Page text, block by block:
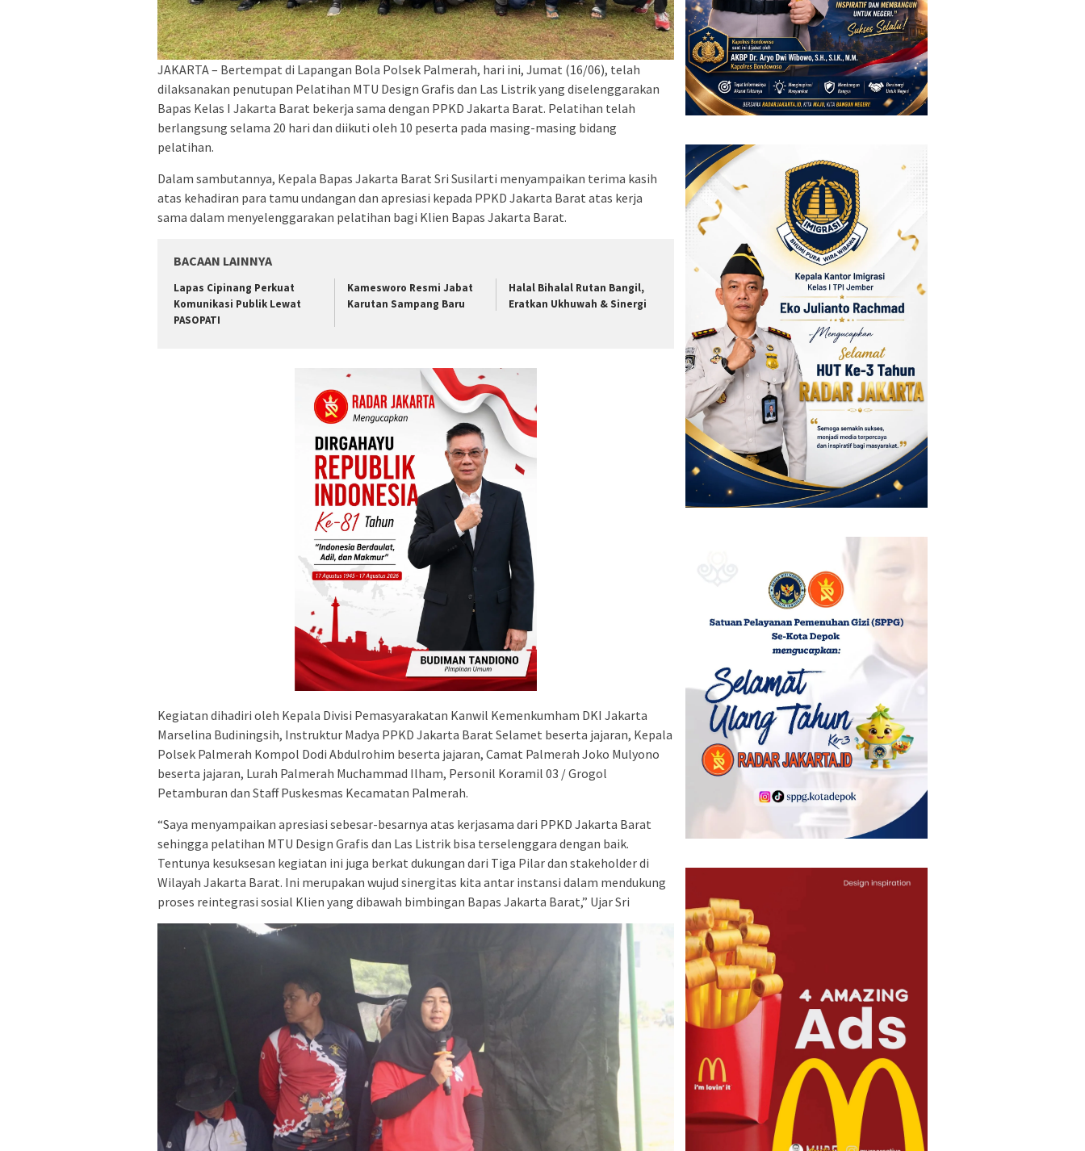
JAKARTA – Bertempat di Lapangan Bola Polsek Palmerah, hari ini, Jumat (16/06), telah
dilaksanakan penutupan Pelatihan MTU Design Grafis dan Las Listrik yang diselenggarakan
Bapas Kelas I Jakarta Barat bekerja sama dengan PPKD Jakarta Barat. Pelatihan telah
berlangsung selama 20 hari dan diikuti oleh 10 peserta pada masing-masing bidang
pelatihan.
Dalam sambutannya, Kepala Bapas Jakarta Barat Sri Susilarti menyampaikan terima kasih
atas kehadiran para tamu undangan dan apresiasi kepada PPKD Jakarta Barat atas kerja
sama dalam menyelenggarakan pelatihan bagi Klien Bapas Jakarta Barat.
BACAAN LAINNYA
Lapas Cipinang Perkuat
Komunikasi Publik Lewat
PASOPATI
Kamesworo Resmi Jabat
Karutan Sampang Baru
Halal Bihalal Rutan Bangil,
Eratkan Ukhuwah & Sinergi
Kegiatan dihadiri oleh Kepala Divisi Pemasyarakatan Kanwil Kemenkumham DKI Jakarta
Marselina Budiningsih, Instruktur Madya PPKD Jakarta Barat Selamet beserta jajaran, Kepala
Polsek Palmerah Kompol Dodi Abdulrohim beserta jajaran, Camat Palmerah Joko Mulyono
beserta jajaran, Lurah Palmerah Muchammad Ilham, Personil Koramil 03 / Grogol
Petamburan dan Staff Puskesmas Kecamatan Palmerah.
“Saya menyampaikan apresiasi sebesar-besarnya atas kerjasama dari PPKD Jakarta Barat
sehingga pelatihan MTU Design Grafis dan Las Listrik bisa terselenggara dengan baik.
Tentunya kesuksesan kegiatan ini juga berkat dukungan dari Tiga Pilar dan stakeholder di
Wilayah Jakarta Barat. Ini merupakan wujud sinergitas kita antar instansi dalam mendukung
proses reintegrasi sosial Klien yang dibawah bimbingan Bapas Jakarta Barat,” Ujar Sri